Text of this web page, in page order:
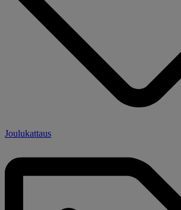
Joulukattaus